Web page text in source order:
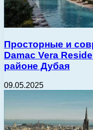
Просторные и
Damac Vera
районе Дубая
09.05.2025